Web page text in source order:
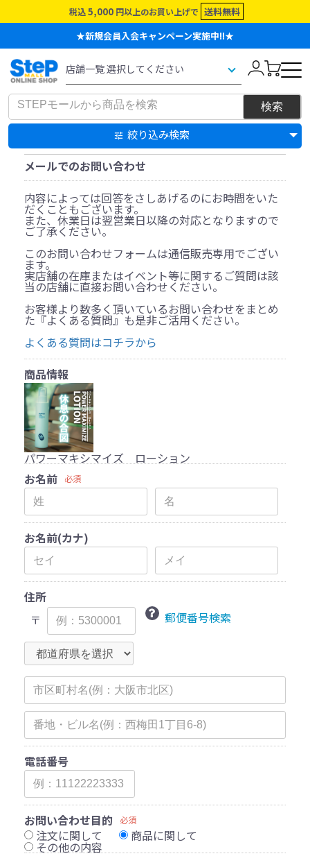
税込 5,000 円以上のお買い上げで 送料無料
★新規会員入会キャンペーン実施中!!★
絞り込み検索
メールでのお問い合わせ
内容によっては回答をさしあげるのにお時間をいた
だくこともございます。
また、休業日は翌営業日以降の対応となりますので
ご了承ください。
このお問い合わせフォームは通信販売専用でござい
ます。
実店舗の在庫またはイベント等に関するご質問は該
当の店舗に直接お問い合わせください。
お客様より数多く頂いているお問い合わせをまとめ
た『よくある質問』も是非ご活用ください。
よくある質問はコチラから
商品情報
パワーマキシマイズ ローション
お名前
必須
お名前(カナ)
住所
〒
郵便番号検索
電話番号
お問い合わせ目的 必須
注文に関して 商品に関して
その他の内容